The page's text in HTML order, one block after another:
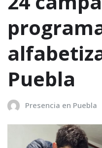
Puebla
Presencia en Puebla